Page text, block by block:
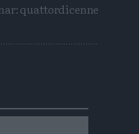
quattordicenne